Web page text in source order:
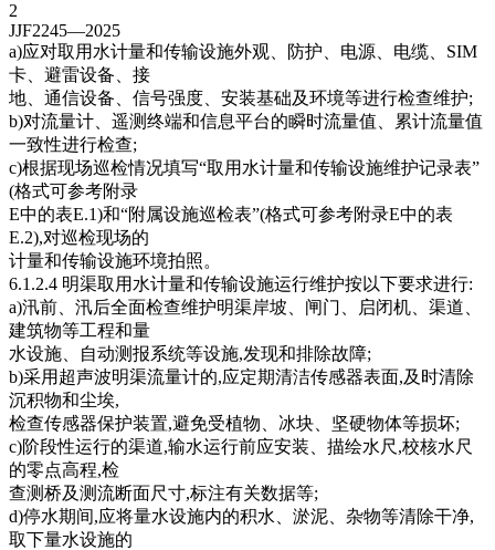
2
JJF2245—2025
a)应对取用水计量和传输设施外观、防护、电源、电缆、SIM
卡、避雷设备、接
地、通信设备、信号强度、安装基础及环境等进行检查维护;
b)对流量计、遥测终端和信息平台的瞬时流量值、累计流量值
一致性进行检查;
c)根据现场巡检情况填写“取用水计量和传输设施维护记录表”
(格式可参考附录
E中的表E.1)和“附属设施巡检表”(格式可参考附录E中的表
E.2),对巡检现场的
计量和传输设施环境拍照。
6.1.2.4 明渠取用水计量和传输设施运行维护按以下要求进行:
a)汛前、汛后全面检查维护明渠岸坡、闸门、启闭机、渠道、
建筑物等工程和量
水设施、自动测报系统等设施,发现和排除故障;
b)采用超声波明渠流量计的,应定期清洁传感器表面,及时清除
沉积物和尘埃,
检查传感器保护装置,避免受植物、冰块、坚硬物体等损坏;
c)阶段性运行的渠道,输水运行前应安装、描绘水尺,校核水尺
的零点高程,检
查测桥及测流断面尺寸,标注有关数据等;
d)停水期间,应将量水设施内的积水、淤泥、杂物等清除干净,
取下量水设施的